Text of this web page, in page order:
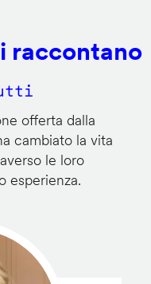
raccontano
offerta dalla
cambiato la vita
le loro
esperienza.